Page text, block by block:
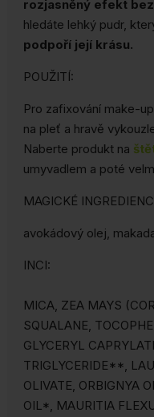
rozjasněný efekt
hledáte lehký pudr,
podpoří její krásu.
POUŽITÍ:
Pro zafixování make-
na pleť a hravě
Naberte produkt na
umyvadlem a poté
MAGICKÉ
avokádový olej,
INCI:
MICA, ZEA MAYS
SQUALANE,
GLYCERYL
TRIGLYCERIDE**,
OLIVATE, ORBIGNYA
OIL*, MAURITIA